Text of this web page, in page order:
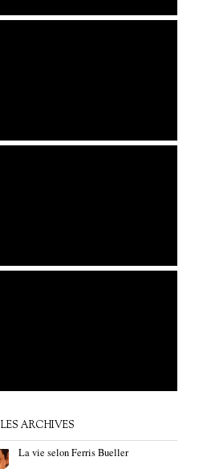
ARCHIVES
La vie selon Ferris Bueller